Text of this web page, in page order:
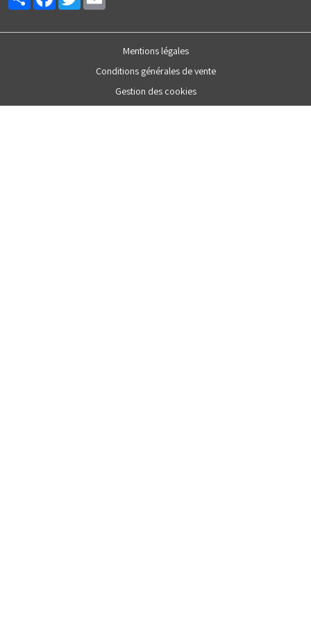
Mentions légales
Conditions générales de vente
Gestion des cookies